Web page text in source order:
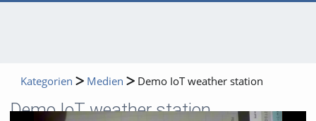
Kategorien Medien Demo IoT weather station
Demo IoT weather station